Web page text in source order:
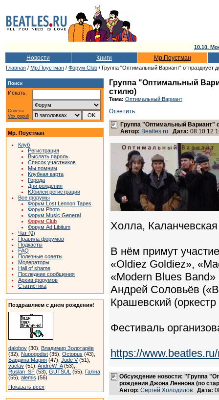
10.10.
Новости Книги Мр.Поустман
Главная / Мр.Поустман / Форум Club / Группа "Оптимальный Вариант" отпразднует
Поиск
Искать:
Советы
Vox populi
Мр. Поустман
Клуб
Регистрация
Выслать пароль
Список участников
Мы помним
Клубная карта
Города
Дни рождения
Юбилеи регистрации
Все форумы
Форум Lost Lennon Tapes
Форум Photo
Форум Music General
Форум Club
Форум Ad Libitum
Чат (0)
Правила форумов
Подкасты
FAQ
Полезные советы
Модераторы
Hall of shame
Последние сообщения
Архив форумов
Статистика
Поздравляем с днем рождения!
dalobov (30), Владимир Золотарёв
(32), Nupogodist (35), Octopus (43),
Бардина Мария (47), Jude V(51),
vaclav (51), AndreW_A(53),
Ruslan_SF (53), GUTSUL (55), Галіна
(55), alemis (56)
Показать всех
Группа "Оптимальный
стилю)
Тема: Оптимальный Вариант
Ответить
Группа "Оптимальный Вариант"
Автор: Beatles.ru Дата: 08.10.12
Холла,
В нём примут
«Oldiez Goldiez»,
«Modern Blues
Андрей Соловьёв
Крашевский
Фестиваль
https://
Обсуждение новости: "Группа
рождения Джона Леннона (по
Автор: Сергей Холодилов Дата: